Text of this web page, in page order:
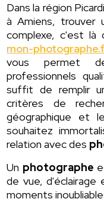
Dans la région
à Amiens, trouver
complexe, c'est là
mon-
vous permet
professionnels
suffit de remplir
critères de
géographique et
souhaitez
relation avec des
Un photographe
de vue, d'éclairage
moments